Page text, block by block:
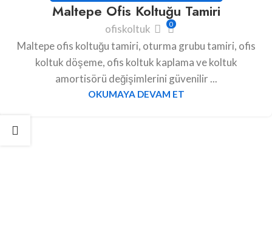
Maltepe Ofis Koltuğu Tamiri
ofiskoltuk 0
Maltepe ofis koltuğu tamiri, oturma grubu tamiri, ofis
koltuk döşeme, ofis koltuk kaplama ve koltuk
amortisörü değişimlerini güvenilir ...
OKUMAYA DEVAM ET